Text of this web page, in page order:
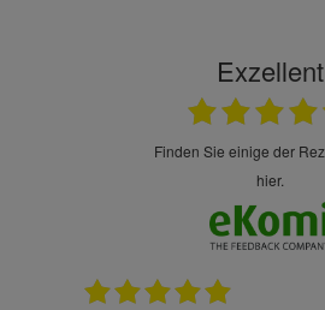
Exzellent
finden Sie einige der Rezensionen
hier.